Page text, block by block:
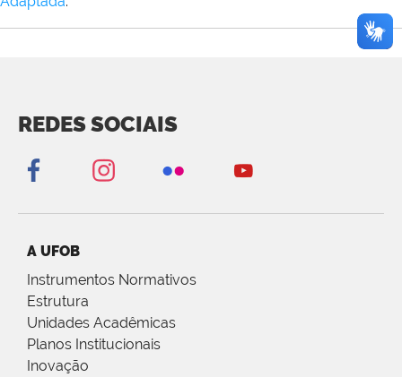
REDES SOCIAIS
A UFOB
Instrumentos Normativos
Estrutura
Unidades Acadêmicas
Planos Institucionais
Inovação